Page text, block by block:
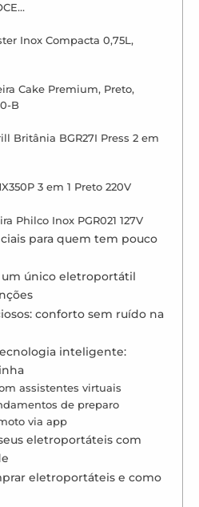
Inox Compacta 0,75L,
Cake Premium, Preto,
B
Britânia BGR27I Press 2 em
3 em 1 Preto 220V
Philco Inox PGR021 127V
para quem tem pouco
um único eletroportátil
conforto sem ruído na
inteligente:
assistentes virtuais
de preparo
via app
eletroportáteis com
eletroportáteis e como